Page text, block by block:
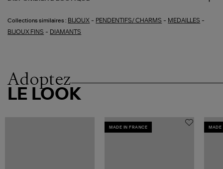
Collections similaires : BIJOUX - PENDENTIFS/ CHARMS - MEDAILLES -
BIJOUX FINS - DIAMANTS
Adoptez
LE LOOK
MADE IN FRANCE MADE